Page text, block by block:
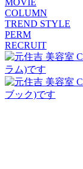
MOVIE
COLUMN
TREND STYLE
PERM
RECRUIT